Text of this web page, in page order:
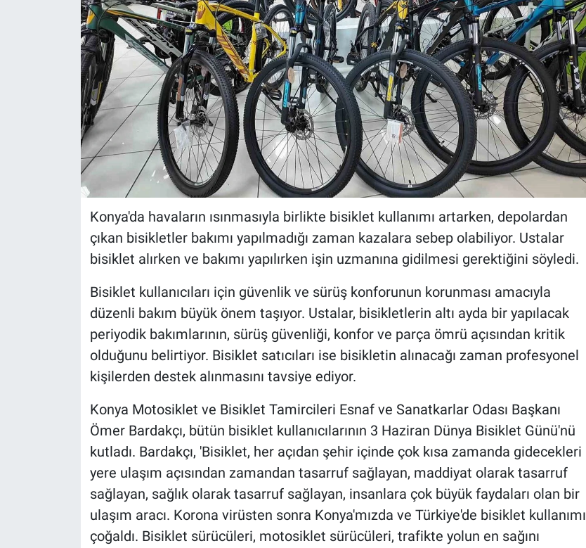
Konya'da havaların ısınmasıyla birlikte bisiklet kullanımı artarken, depolardan
çıkan bisikletler bakımı yapılmadığı zaman kazalara sebep olabiliyor. Ustalar
bisiklet alırken ve bakımı yapılırken işin uzmanına gidilmesi gerektiğini söyledi.
Bisiklet kullanıcıları için güvenlik ve sürüş konforunun korunması amacıyla
düzenli bakım büyük önem taşıyor. Ustalar, bisikletlerin altı ayda bir yapılacak
periyodik bakımlarının, sürüş güvenliği, konfor ve parça ömrü açısından kritik
olduğunu belirtiyor. Bisiklet satıcıları ise bisikletin alınacağı zaman profesyonel
kişilerden destek alınmasını tavsiye ediyor.
Konya Motosiklet ve Bisiklet Tamircileri Esnaf ve Sanatkarlar Odası Başkanı
Ömer Bardakçı, bütün bisiklet kullanıcılarının 3 Haziran Dünya Bisiklet Günü'nü
kutladı. Bardakçı, 'Bisiklet, her açıdan şehir içinde çok kısa zamanda gidecekleri
yere ulaşım açısından zamandan tasarruf sağlayan, maddiyat olarak tasarruf
sağlayan, sağlık olarak tasarruf sağlayan, insanlara çok büyük faydaları olan bir
ulaşım aracı. Korona virüsten sonra Konya'mızda ve Türkiye'de bisiklet kullanımı
çoğaldı. Bisiklet sürücüleri, motosiklet sürücüleri, trafikte yolun en sağını